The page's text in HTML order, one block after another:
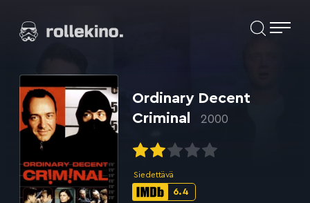
suoraan
Elokuvat ja elokuva-arviot | Rollekino.fi
jälkeen.
Ordinary Decent
Criminal
2000
Siedettävä
IMDb-
6.4